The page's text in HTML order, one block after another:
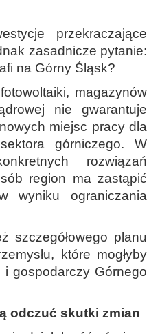
przekraczające
zasadnicze pytanie:
na Górny Śląsk?
magazynów
nie gwarantuje
miejsc pracy dla
górniczego. W
rozwiązań
region ma zastąpić
wyniku ograniczania
szczegółowego planu
które mogłyby
i gospodarczy Górnego
odczuć skutki zmian